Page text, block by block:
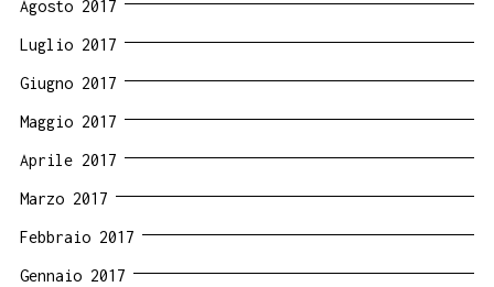
Agosto 2017
Luglio 2017
Giugno 2017
Maggio 2017
Aprile 2017
Marzo 2017
Febbraio 2017
Gennaio 2017